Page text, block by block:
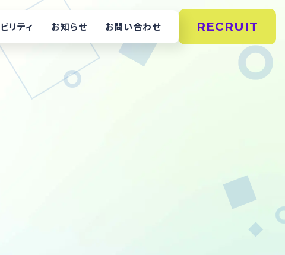
リティ お知らせ お問い合わせ
総合お問い合わせ
RECRUIT